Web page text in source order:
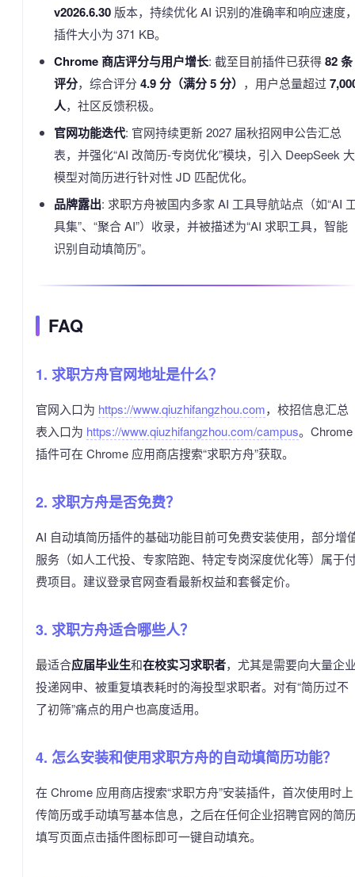
v2026.6.30版本，持续优化 AI 识别的准确率和响应速度
插件大小为 371 KB。
Chrome 商店评分与用户增长: 截至目前插件已获得82 条
评分，综合评分 4.9 分（满分 5 分） ，用户总量超过
人，社区反馈积极。
官网功能迭代: 官网持续更新 2027 届秋招网申公告汇总
表，并强化“AI 改简历-专岗优化”模块，引入 DeepSeek 大
模型对简历进行针对性 JD 匹配优化。
品牌露出: 求职方舟被国内多家 AI 工具导航站点（如“AI
具集”、“聚合 AI”）收录，并被描述为“AI 求职工具，智能
识别自动填简历”。
FAQ
1. 求职方舟官网地址是什么？
官网入口为 https://www.qiuzhifangzhou.com，校招信息汇总
表入口为 https://www.qiuzhifangzhou.com/campus。Chrome
插件可在 Chrome 应用商店搜索“求职方舟”获取。
2. 求职方舟是否免费？
AI 自动填简历插件的基础功能目前可免费安装使用，部分增
服务（如人工代投、专家陪跑、特定专岗深度优化等）属于
费项目。建议登录官网查看最新权益和套餐定价。
3. 求职方舟适合哪些人？
最适合应届毕业生和在校实习求职者，尤其是需要向大量企
投递网申、被重复填表耗时的海投型求职者。对有“简历过不
了初筛”痛点的用户也高度适用。
4. 怎么安装和使用求职方舟的自动填简历功能？
在 Chrome 应用商店搜索“求职方舟”安装插件，首次使用时上
传简历或手动填写基本信息，之后在任何企业招聘官网的简
填写页面点击插件图标即可一键自动填充。